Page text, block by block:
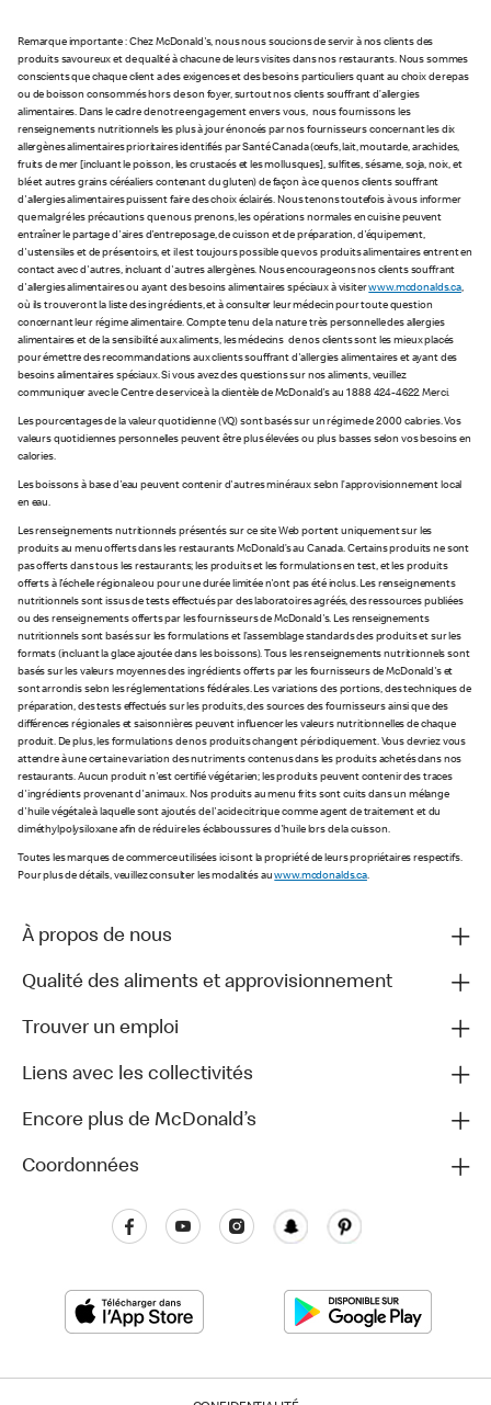
Remarque importante : Chez McDonald's, nous nous soucions de servir à nos clients des
produits savoureux et de qualité à chacune de leurs visites dans nos restaurants. Nous sommes
conscients que chaque client a des exigences et des besoins particuliers quant au choix de repas
ou de boisson consommés hors de son foyer, surtout nos clients souffrant d’allergies
alimentaires. Dans le cadre de notre engagement envers vous, nous fournissons les
renseignements nutritionnels les plus à jour énoncés par nos fournisseurs concernant les dix
allergènes alimentaires prioritaires identifiés par Santé Canada (œufs, lait, moutarde, arachides,
fruits de mer [incluant le poisson, les crustacés et les mollusques], sulfites, sésame, soja, noix, et
blé et autres grains céréaliers contenant du gluten) de façon à ce que nos clients souffrant
d'allergies alimentaires puissent faire des choix éclairés. Nous tenons toutefois à vous informer
que malgré les précautions que nous prenons, les opérations normales en cuisine peuvent
entraîner le partage d'aires d'entreposage, de cuisson et de préparation, d'équipement,
d'ustensiles et de présentoirs, et il est toujours possible que vos produits alimentaires entrent en
contact avec d'autres, incluant d'autres allergènes. Nous encourageons nos clients souffrant
d'allergies alimentaires ou ayant des besoins alimentaires spéciaux à visiterwww.mcdonalds.ca,
où ils trouveront la liste des ingrédients, et à consulter leur médecin pour toute question
concernant leur régime alimentaire. Compte tenu de la nature très personnelle des allergies
alimentaires et de la sensibilité aux aliments, les médecins de nos clients sont les mieux placés
pour émettre des recommandations aux clients souffrant d'allergies alimentaires et ayant des
besoins alimentaires spéciaux. Si vous avez des questions sur nos aliments, veuillez
communiquer avec le Centre de service à la clientèle de McDonald's au 1 888 424-4622. Merci.
Les pourcentages de la valeur quotidienne (VQ) sont basés sur un régime de 2 000 calories. Vos
valeurs quotidiennes personnelles peuvent être plus élevées ou plus basses selon vos besoins en
calories.
Les boissons à base d'eau peuvent contenir d'autres minéraux selon l’approvisionnement local
en eau.
Les renseignements nutritionnels présentés sur ce site Web portent uniquement sur les
produits au menu offerts dans les restaurants McDonald’s au Canada. Certains produits ne sont
pas offerts dans tous les restaurants; les produits et les formulations en test, et les produits
offerts à l'échelle régionale ou pour une durée limitée n'ont pas été inclus. Les renseignements
nutritionnels sont issus de tests effectués par des laboratoires agréés, des ressources publiées
ou des renseignements offerts par les fournisseurs de McDonald's. Les renseignements
nutritionnels sont basés sur les formulations et l’assemblage standards des produits et sur les
formats (incluant la glace ajoutée dans les boissons). Tous les renseignements nutritionnels sont
basés sur les valeurs moyennes des ingrédients offerts par les fournisseurs de McDonald's et
sont arrondis selon les réglementations fédérales. Les variations des portions, des techniques de
préparation, des tests effectués sur les produits, des sources des fournisseurs ainsi que des
différences régionales et saisonnières peuvent influencer les valeurs nutritionnelles de chaque
produit. De plus, les formulations de nos produits changent périodiquement. Vous devriez vous
attendre à une certaine variation des nutriments contenus dans les produits achetés dans nos
restaurants. Aucun produit n'est certifié végétarien; les produits peuvent contenir des traces
d'ingrédients provenant d'animaux. Nos produits au menu frits sont cuits dans un mélange
d'huile végétale à laquelle sont ajoutés de l'acide citrique comme agent de traitement et du
diméthylpolysiloxane afin de réduire les éclaboussures d'huile lors de la cuisson.
Toutes les marques de commerce utilisées ici sont la propriété de leurs propriétaires respectifs.
Pour plus de détails, veuillez consulter les modalités auwww.mcdonalds.ca.
À propos de nous
Qualité des aliments et approvisionnement
Trouver un emploi
Liens avec les collectivités
Encore plus de McDonald’s
Coordonnées